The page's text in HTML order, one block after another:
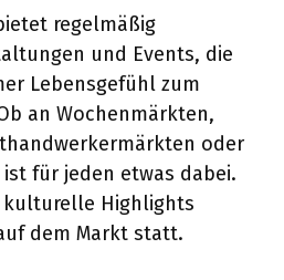
regelmäßig
und Events, die
Lebensgefühl zum
an Wochenmärkten,
oder
ist für jeden etwas dabei.
kulturelle Highlights
dem Markt statt.